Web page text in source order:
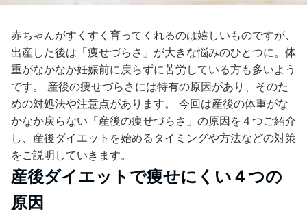
赤ちゃんがすくすく育ってくれるのは嬉しいものですが、
出産した後は「痩せづらさ」が大きな悩みのひとつに。体
重がなかなか妊娠前に戻らずに苦労している方も多いよう
です。 産後の痩せづらさには特有の原因があり、そのた
めの対処法や注意点があります。 今回は産後の体重がな
かなか戻らない「産後の痩せづらさ」の原因を４つご紹介
し、産後ダイエットを始めるタイミングや方法などの対策
をご説明していきます。
産後ダイエットで痩せにくい４つの
原因